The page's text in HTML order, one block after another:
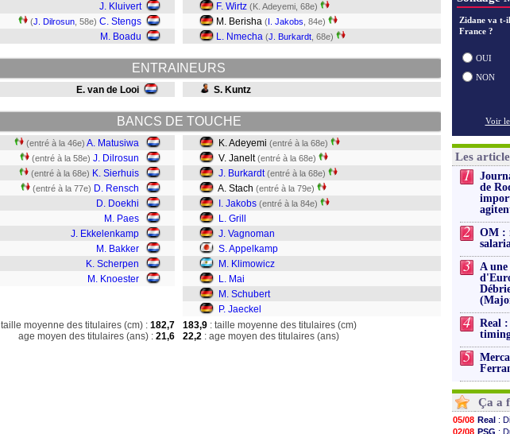
J. Kluivert
(J. Dilrosun , 58e) C. Stengs
M. Boadu
F. Wirtz (K. Adeyemi, 68e)
M. Berisha (I. Jakobs , 84e)
L. Nmecha (J. Burkardt , 68e)
ENTRAINEURS
E. van de Looi S. Kuntz
BANCS DE TOUCHE
(entré à la 46e) A. Matusiwa
(entré à la 58e) J. Dilrosun
(entré à la 68e) K. Sierhuis
(entré à la 77e) D. Rensch
D. Doekhi
M. Paes
J. Ekkelenkamp
M. Bakker
K. Scherpen
M. Knoester
K. Adeyemi (entré à la 68e)
V. Janelt(entré à la 68e)
J. Burkardt (entré à la 68e)
A. Stach (entré à la 79e)
I. Jakobs (entré à la 84e)
L. Grill
J. Vagnoman
S. Appelkamp
M. Klimowicz
L. Mai
M. Schubert
P. Jaeckel
taille moyenne des titulaires (cm) : 182,7
age moyen des titulaires (ans) : 21,6
183,9 : taille moyenne des titulaires (cm)
22,2 : age moyen des titulaires (ans)
Zidane va t-
France ?
OUI
NON
Voir
Les
1
de
2
OM :
3
A une
4
Real
5
Ça a
05/08 Real :
02/08 PSG :